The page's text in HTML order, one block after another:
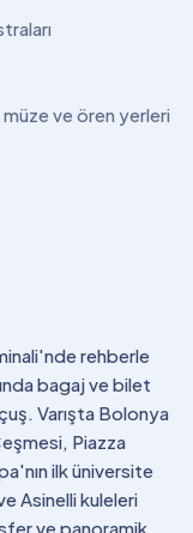
ve ören yerleri
rehberle
bagaj ve bilet
Varışta Bolonya
Piazza
ilk üniversite
Asinelli kuleleri
ve panoramik